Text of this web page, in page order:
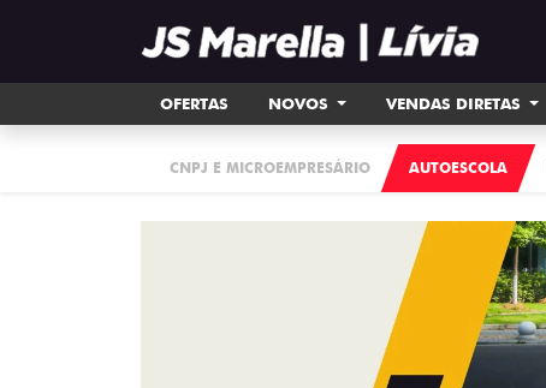
OFERTAS NOVOS VENDAS DIRETAS
CNPJ E MICROEMPRESÁRIO AUTOESCOLA